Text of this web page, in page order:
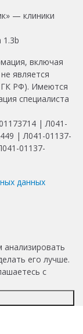
включая
является
ГК РФ). Имеются
специалиста
| Л041-
| Л041-01137-
01137-
данных
его лучше.
с